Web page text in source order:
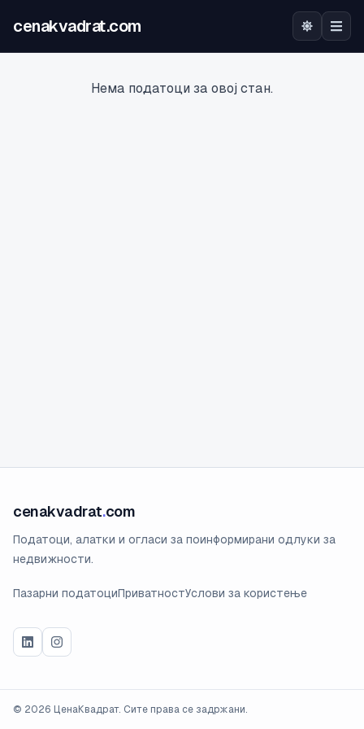
cenakvadrat.com
Нема податоци за овој стан.
cenakvadrat.com
Податоци, алатки и огласи за поинформирани одлуки за
недвижности.
Пазарни податоциПриватностУслови за користење
© 2026 ЦенаКвадрат. Сите права се задржани.